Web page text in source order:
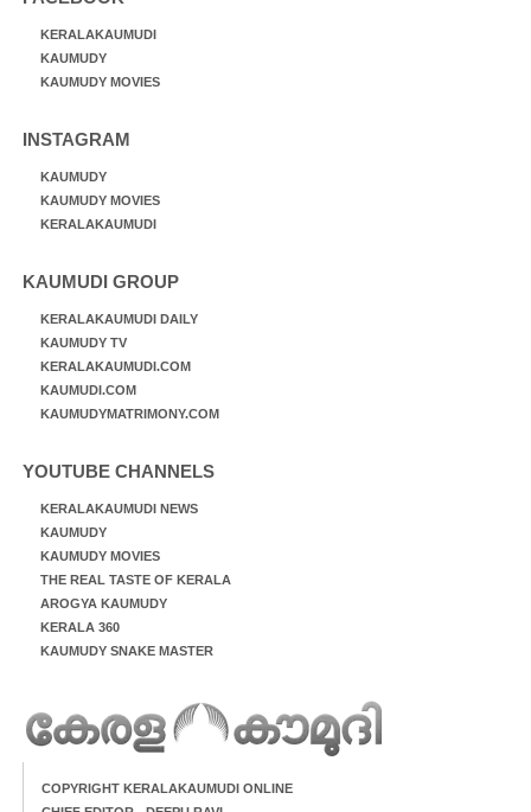
KERALAKAUMUDI
KAUMUDY
KAUMUDY MOVIES
INSTAGRAM
KAUMUDY
KAUMUDY MOVIES
KERALAKAUMUDI
KAUMUDI GROUP
KERALAKAUMUDI DAILY
KAUMUDY TV
KERALAKAUMUDI.COM
KAUMUDI.COM
KAUMUDYMATRIMONY.COM
YOUTUBE CHANNELS
KERALAKAUMUDI NEWS
KAUMUDY
KAUMUDY MOVIES
THE REAL TASTE OF KERALA
AROGYA KAUMUDY
KERALA 360
KAUMUDY SNAKE MASTER
COPYRIGHT KERALAKAUMUDI ONLINE